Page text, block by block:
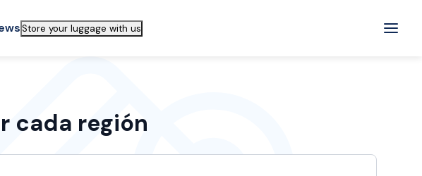
Store your luggage with us
cada región